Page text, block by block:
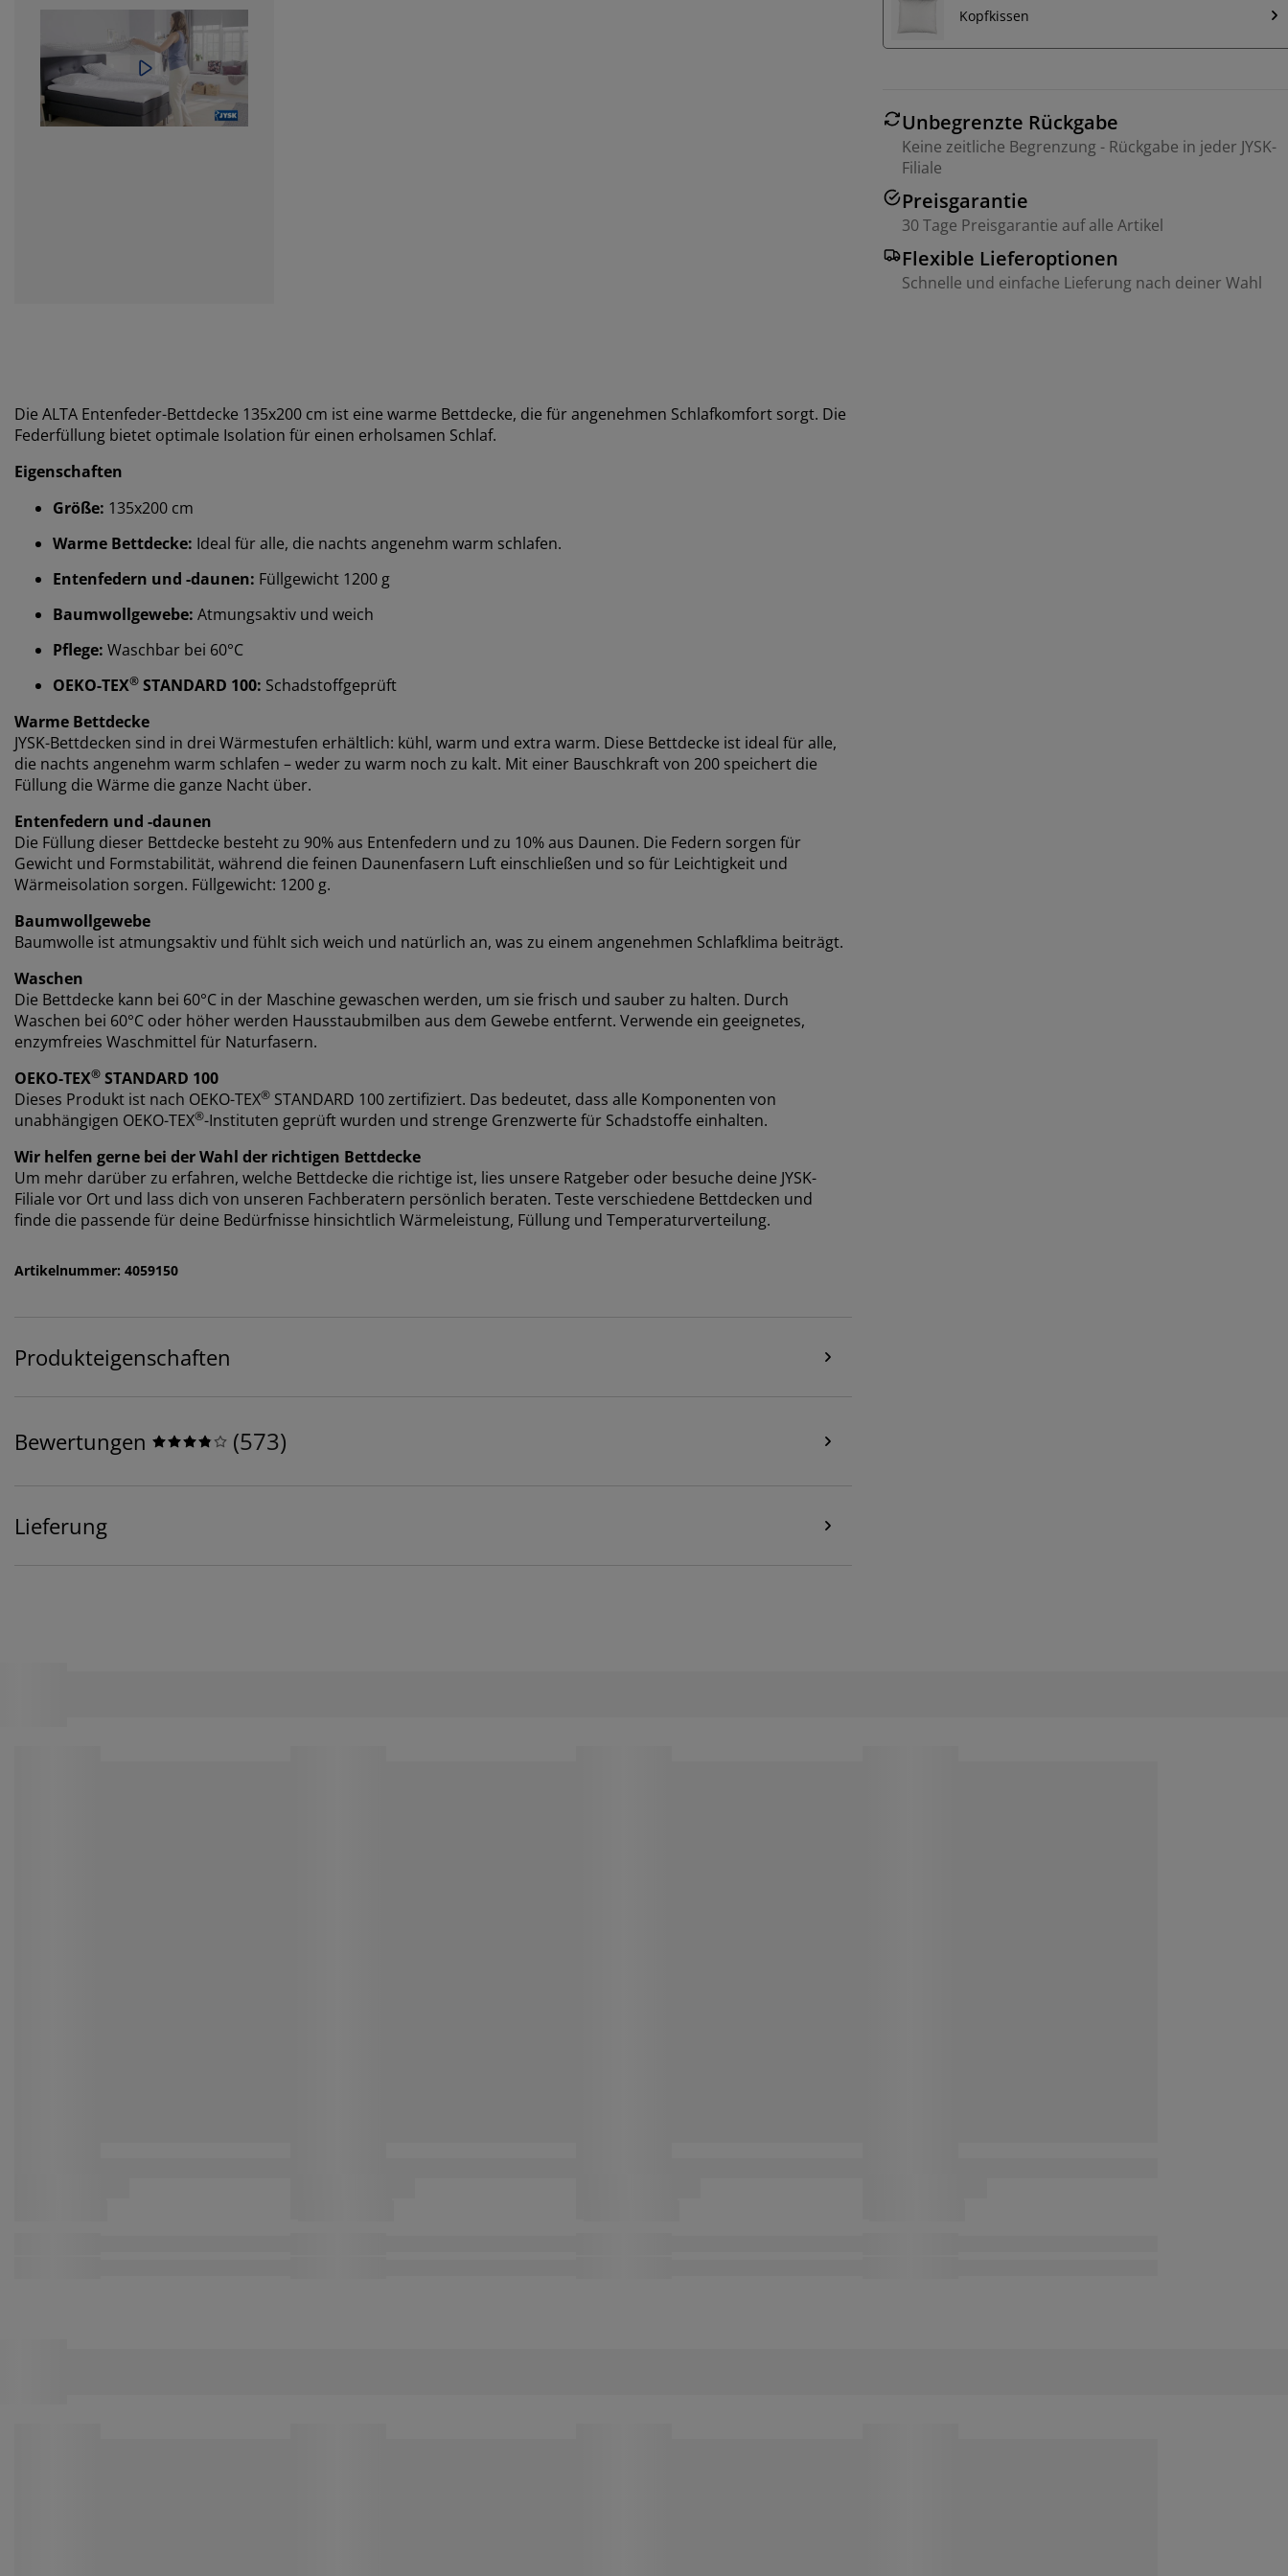
Kopfkissen
Unbegrenzte Rückgabe
Keine zeitliche Begrenzung - Rückgabe in jeder JYSK-
Filiale
Preisgarantie
30 Tage Preisgarantie auf alle Artikel
Flexible Lieferoptionen
Schnelle und einfache Lieferung nach deiner Wahl
Die ALTA Entenfeder-Bettdecke 135x200 cm ist eine warme Bettdecke, die für angenehmen Schlafkomfort sorgt. Die
Federfüllung bietet optimale Isolation für einen erholsamen Schlaf.
Eigenschaften
Größe: 135x200 cm
Warme Bettdecke: Ideal für alle, die nachts angenehm warm schlafen.
Entenfedern und -daunen: Füllgewicht 1200 g
Baumwollgewebe: Atmungsaktiv und weich
Pflege: Waschbar bei 60°C
OEKO-TEX® STANDARD 100: Schadstoffgeprüft
Warme Bettdecke
JYSK-Bettdecken sind in drei Wärmestufen erhältlich: kühl, warm und extra warm. Diese Bettdecke ist ideal für alle,
die nachts angenehm warm schlafen – weder zu warm noch zu kalt. Mit einer Bauschkraft von 200 speichert die
Füllung die Wärme die ganze Nacht über.
Entenfedern und -daunen
Die Füllung dieser Bettdecke besteht zu 90% aus Entenfedern und zu 10% aus Daunen. Die Federn sorgen für
Gewicht und Formstabilität, während die feinen Daunenfasern Luft einschließen und so für Leichtigkeit und
Wärmeisolation sorgen. Füllgewicht: 1200 g.
Baumwollgewebe
Baumwolle ist atmungsaktiv und fühlt sich weich und natürlich an, was zu einem angenehmen Schlafklima beiträgt.
Waschen
Die Bettdecke kann bei 60°C in der Maschine gewaschen werden, um sie frisch und sauber zu halten. Durch
Waschen bei 60°C oder höher werden Hausstaubmilben aus dem Gewebe entfernt. Verwende ein geeignetes,
enzymfreies Waschmittel für Naturfasern.
OEKO-TEX® STANDARD 100
Dieses Produkt ist nach OEKO-TEX® STANDARD 100 zertifiziert. Das bedeutet, dass alle Komponenten von
unabhängigen OEKO-TEX®-Instituten geprüft wurden und strenge Grenzwerte für Schadstoffe einhalten.
Wir helfen gerne bei der Wahl der richtigen Bettdecke
Um mehr darüber zu erfahren, welche Bettdecke die richtige ist, lies unsere Ratgeber oder besuche deine JYSK-
Filiale vor Ort und lass dich von unseren Fachberatern persönlich beraten. Teste verschiedene Bettdecken und
finde die passende für deine Bedürfnisse hinsichtlich Wärmeleistung, Füllung und Temperaturverteilung.
Artikelnummer: 4059150
Produkteigenschaften
Bewertungen (573)
Lieferung